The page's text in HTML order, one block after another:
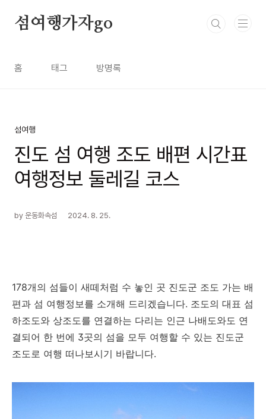
섬여행가자go
홈 태그 방명록
섬여행
진도 섬 여행 조도 배편 시간표
여행정보 둘레길 코스
by 운동화속섬 2024. 8. 25.
178개의 섬들이 새떼처럼 수 놓인 곳 진도군 조도 가는 배
편과 섬 여행정보를 소개해 드리겠습니다. 조도의 대표 섬
하조도와 상조도를 연결하는 다리는 인근 나배도와도 연
결되어 한 번에 3곳의 섬을 모두 여행할 수 있는 진도군
조도로 여행 떠나보시기 바랍니다.